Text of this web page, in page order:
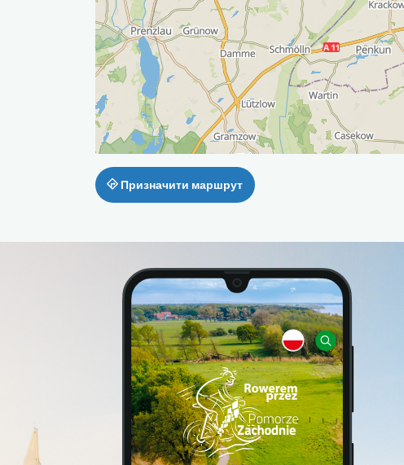
Призначити маршрут